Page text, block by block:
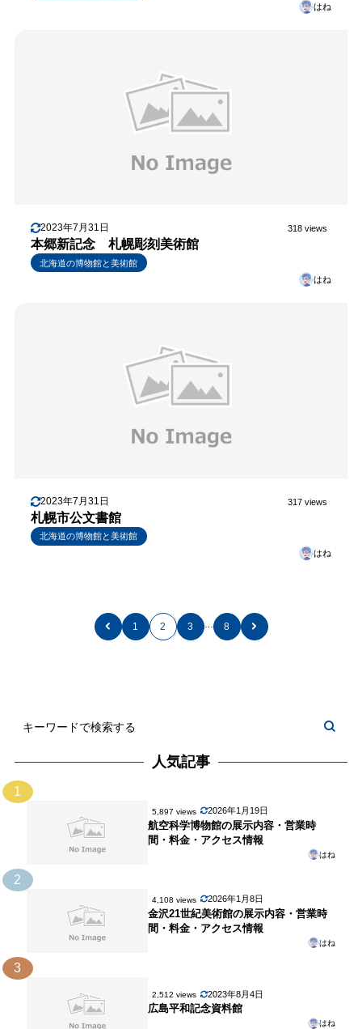
はね
2023年7月31日 318 views
本郷新記念 札幌彫刻美術館
北海道の博物館と美術館
はね
2023年7月31日 317 views
札幌市公文書館
北海道の博物館と美術館
はね
1 2 3 … 8
人気記事
1
5,897 views 2026年1月19日
航空科学博物館の展示内容・営業時
間・料金・アクセス情報
はね
2
4,108 views 2026年1月8日
金沢21世紀美術館の展示内容・営業時
間・料金・アクセス情報
はね
3
2,512 views 2023年8月4日
広島平和記念資料館
はね